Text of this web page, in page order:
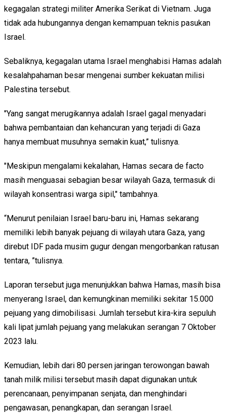
kegagalan strategi militer Amerika Serikat di Vietnam. Juga
tidak ada hubungannya dengan kemampuan teknis pasukan
Israel.
Sebaliknya, kegagalan utama Israel menghabisi Hamas adalah
kesalahpahaman besar mengenai sumber kekuatan milisi
Palestina tersebut.
"Yang sangat merugikannya adalah Israel gagal menyadari
bahwa pembantaian dan kehancuran yang terjadi di Gaza
hanya membuat musuhnya semakin kuat,” tulisnya.
"Meskipun mengalami kekalahan, Hamas secara de facto
masih menguasai sebagian besar wilayah Gaza, termasuk di
wilayah konsentrasi warga sipil," tambahnya.
“Menurut penilaian Israel baru-baru ini, Hamas sekarang
memiliki lebih banyak pejuang di wilayah utara Gaza, yang
direbut IDF pada musim gugur dengan mengorbankan ratusan
tentara, ”tulisnya.
Laporan tersebut juga menunjukkan bahwa Hamas, masih bisa
menyerang Israel, dan kemungkinan memiliki sekitar 15.000
pejuang yang dimobilisasi. Jumlah tersebut kira-kira sepuluh
kali lipat jumlah pejuang yang melakukan serangan 7 Oktober
2023 lalu.
Kemudian, lebih dari 80 persen jaringan terowongan bawah
tanah milik milisi tersebut masih dapat digunakan untuk
perencanaan, penyimpanan senjata, dan menghindari
pengawasan, penangkapan, dan serangan Israel.